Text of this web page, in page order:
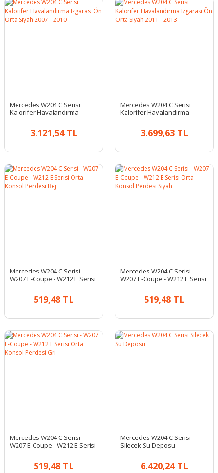
Mercedes W204 C Serisi
Kalorifer Havalandırma
3.121,54 TL
Mercedes W204 C Serisi
Kalorifer Havalandırma
3.699,63 TL
Mercedes W204 C Serisi -
W207 E-Coupe - W212 E Serisi
519,48 TL
Mercedes W204 C Serisi -
W207 E-Coupe - W212 E Serisi
519,48 TL
Mercedes W204 C Serisi -
W207 E-Coupe - W212 E Serisi
519,48 TL
Mercedes W204 C Serisi
Silecek Su Deposu
6.420,24 TL